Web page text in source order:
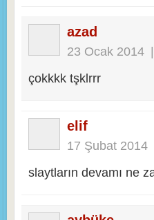
azad
23 Ocak 2014 |
çokkkk tşklrrr
elif
17 Şubat 2014
slaytların devamı ne